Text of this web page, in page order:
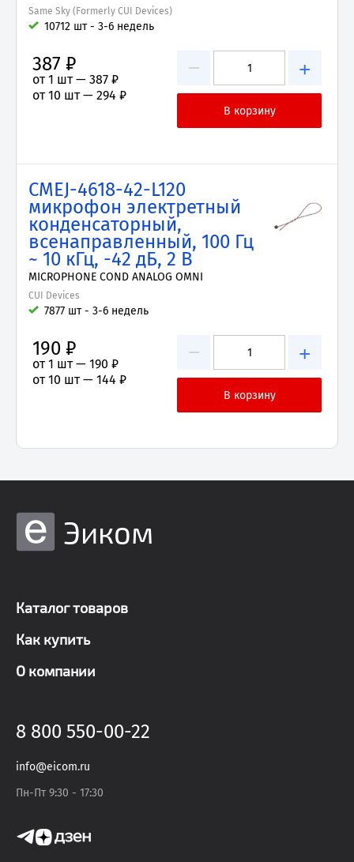
Same Sky (Formerly CUI Devices)
10712 шт - 3-6 недель
− +
387 ₽
от 1 шт — 387 ₽
от 10 шт — 294 ₽
CMEJ-4618-42-L120
микрофон электретный
конденсаторный,
всенаправленный, 100 Гц
~ 10 кГц, -42 дБ, 2 В
MICROPHONE COND ANALOG OMNI
CUI Devices
7877 шт - 3-6 недель
− +
190 ₽
от 1 шт — 190 ₽
от 10 шт — 144 ₽
Эиком
Каталог товаров
Как купить
О компании
8 800 550-00-22
info@eicom.ru
Пн-Пт 9:30 - 17:30